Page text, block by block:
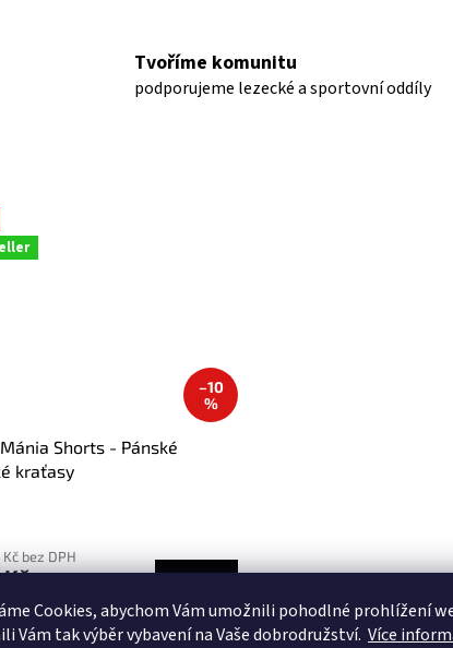
Cookies, abychom Vámumožnili pohodlné prohlížení
Vám tak výběr vybavení na Vaše dobrodružství. Více
Tvoříme komunitu
podporujeme lezecké a sportovní oddíly
Geometric Orange Hawaii Floral Leopard Blue
–10
%
Mánia Shorts - Pánské
kraťasy
Kč bez DPH
Kč DETAIL